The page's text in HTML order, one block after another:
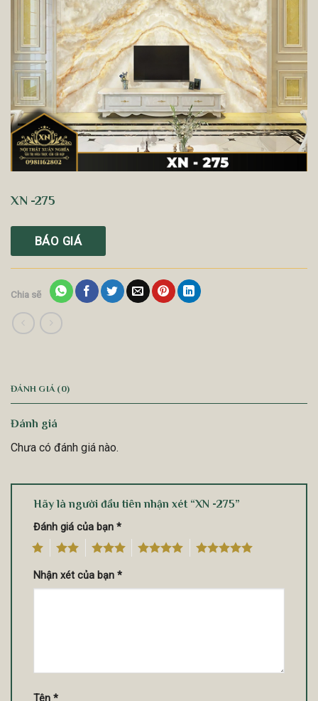
XN -275
BÁO GIÁ
Chia sẽ
ĐÁNH GIÁ (0)
Đánh giá
Chưa có đánh giá nào.
Hãy là người đầu tiên nhận xét “XN -275”
Đánh giá của bạn *
4 5
Nhận xét của bạn *
Tên *